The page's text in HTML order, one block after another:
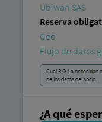
Ubiwan SAS
Reserva
Geo
Flujo de datos
Cual RIO La necesidad
de los datos del socio.
¿A qué